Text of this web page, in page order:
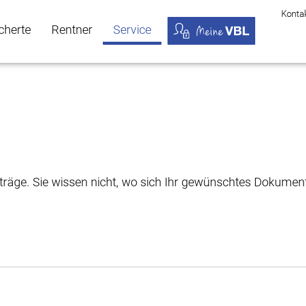
Rentner Service
Sie wissen nicht, wo sich Ihr gewünschtes